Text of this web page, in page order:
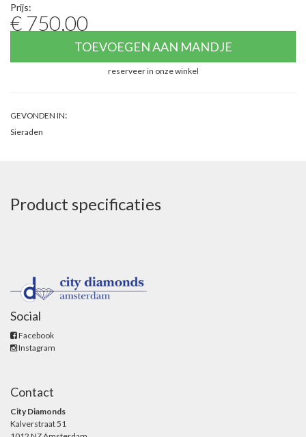
Prijs:
€ 750,00
TOEVOEGEN AAN MANDJE
reserveer in onze winkel
GEVONDEN IN:
Sieraden
Product specificaties
Social
Facebook
Instagram
Contact
City Diamonds
Kalverstraat 51